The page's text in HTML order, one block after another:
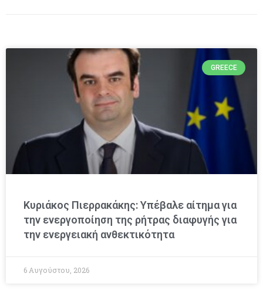
GREECE
Κυριάκος Πιερρακάκης: Υπέβαλε αίτημα για
την ενεργοποίηση της ρήτρας διαφυγής για
την ενεργειακή ανθεκτικότητα
6 Αυγούστου, 2026